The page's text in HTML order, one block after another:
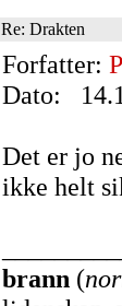
Re: Drakten
Forfatter:
Dato:
Det er jo
ikke helt
brann (